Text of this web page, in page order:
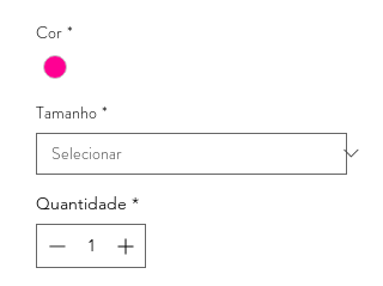
Cor *
Tamanho *
Quantidade *